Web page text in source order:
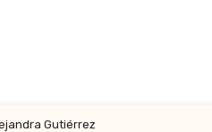
Gutiérrez